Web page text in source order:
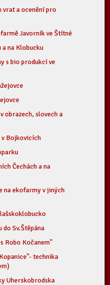
vrat a ocenění pro
Javorník ve Štítné
a na Klobucku
s bio produkcí ve
obrazech, slovech a
v Bojkovicích
Čechách a na
na ekofarmy v jiných
Sv.Štěpána
Robo Kočanem"
technika
Uherskobrodska